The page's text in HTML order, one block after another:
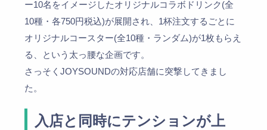
ー10名をイメージしたオリジナルコラボドリンク(全
10種・各750円税込)が展開され、1杯注文するごとに
オリジナルコースター(全10種・ランダム)が1枚もらえ
る、という太っ腰な企画です。
さっそくJOYSOUNDの対応店舗に突撃してきまし
た。
入店と同時にテンションが上